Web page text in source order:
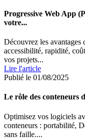
Progressive Web App
votre...
Découvrez les avantages
accessibilité, rapidité,
vos projets...
Lire l'article
Publié le 01/08/2025
Le rôle des conteneurs
Optimisez vos logiciels
conteneurs : portabilité,
sans faille....